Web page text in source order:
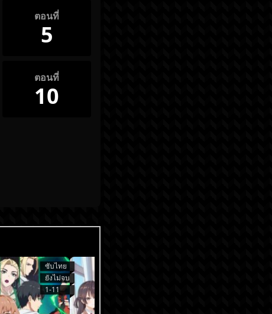
ตอนที่
5
ตอนที่
10
ซับไทย
ยังไม่จบ
1-11